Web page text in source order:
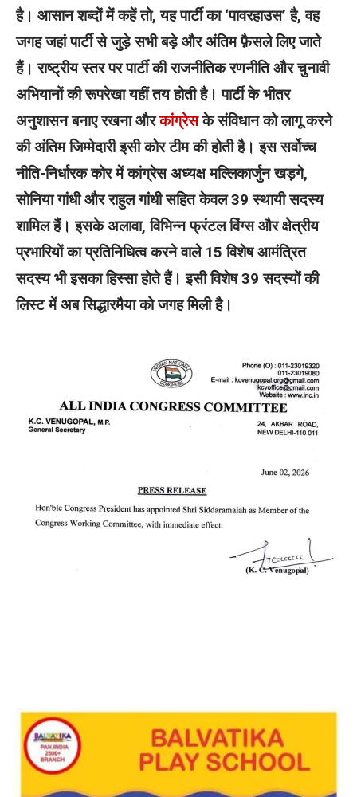
है। आसान शब्दों में कहें तो, यह पार्टी का ‘पावरहाउस’ है, वह
जगह जहां पार्टी से जुड़े सभी बड़े और अंतिम फ़ैसले लिए जाते
हैं। राष्ट्रीय स्तर पर पार्टी की राजनीतिक रणनीति और चुनावी
अभियानों की रूपरेखा यहीं तय होती है। पार्टी के भीतर
अनुशासन बनाए रखना औरकांग्रेसके संविधान को लागू करने
की अंतिम जिम्मेदारी इसी कोर टीम की होती है। इस सर्वोच्च
नीति-निर्धारक कोर में कांग्रेस अध्यक्ष मल्लिकार्जुन खड़गे,
सोनिया गांधी और राहुल गांधी सहित केवल 39 स्थायी सदस्य
शामिल हैं। इसके अलावा, विभिन्न फ्रंटल विंग्स और क्षेत्रीय
प्रभारियों का प्रतिनिधित्व करने वाले 15 विशेष आमंत्रित
सदस्य भी इसका हिस्सा होते हैं। इसी विशेष 39 सदस्यों की
लिस्ट में अब सिद्धारमैया को जगह मिली है।